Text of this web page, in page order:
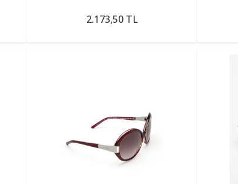
2.173,50 TL